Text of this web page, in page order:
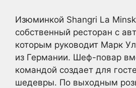
Изюминкой Shangri La
собственный ресторан с
которым руководит Марк
из Германии. Шеф-повар
командой создает для
шедевры. По выходным